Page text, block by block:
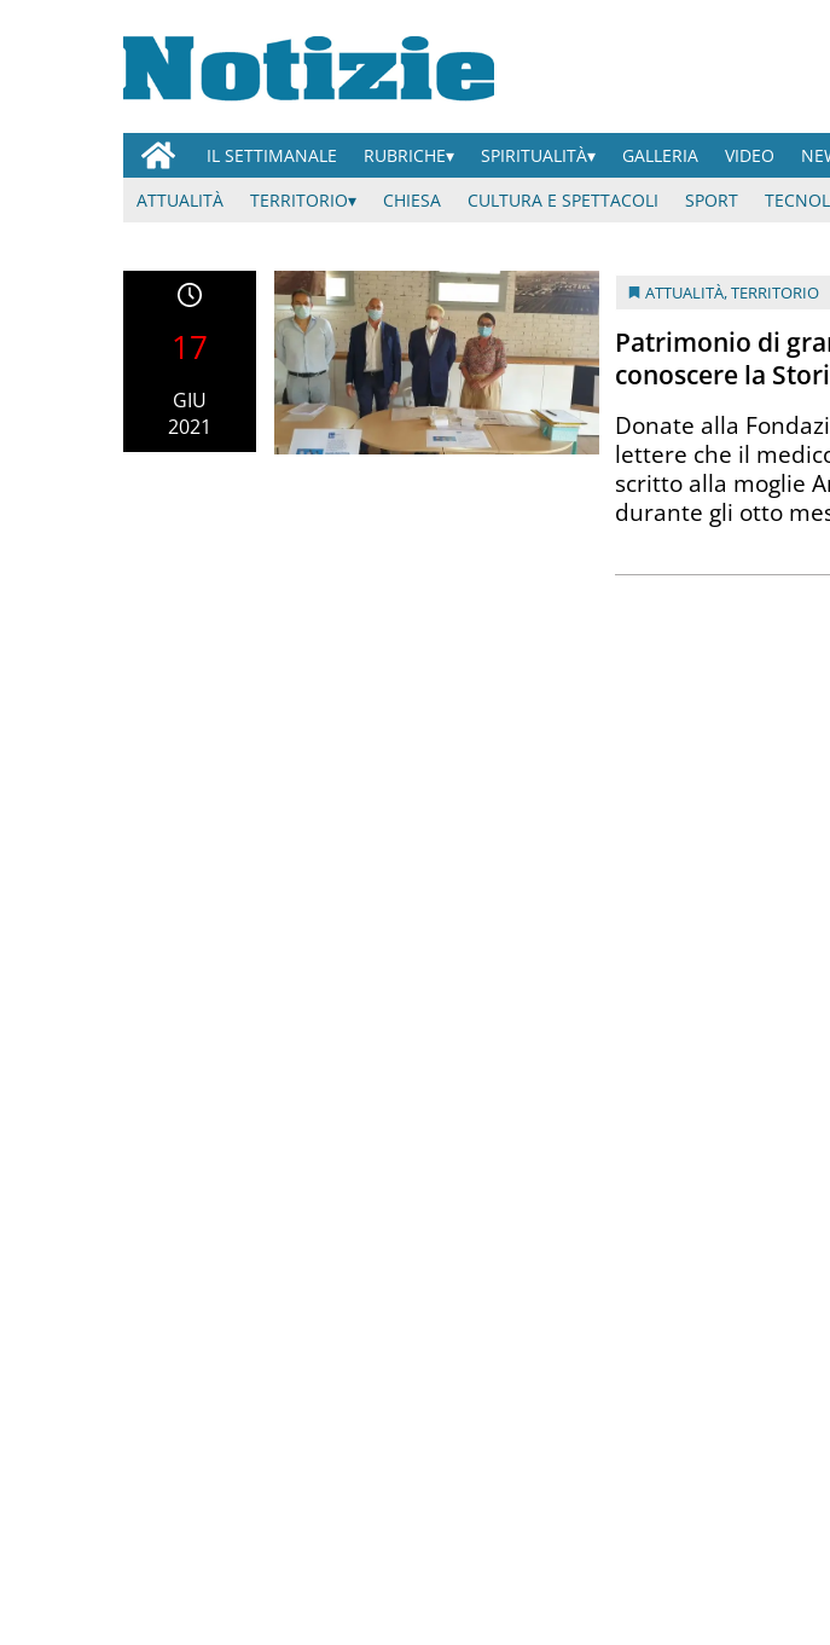
IL SETTIMANALE RUBRICHE SPIRITUALITÀ GALLERIA VIDEO
ATTUALITÀ
TERRITORIO CHIESA CULTURA E SPETTACOLI SPORT
17
GIU
2021
ATTUALITÀ,TERRITORIO
Patrimonio di
conoscere la
Donate alla
lettere che il
scritto alla moglie
durante gli otto